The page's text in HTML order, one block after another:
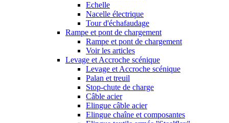
Echelle
Nacelle électrique
Tour d'échafaudage
Rampe et pont de chargement
Rampe et pont de chargement
Voir les articles
Levage et Accroche scénique
Levage et Accroche scénique
Palan et treuil
Stop-chute de charge
Câble acier
Elingue câble acier
Elingue chaîne et composantes